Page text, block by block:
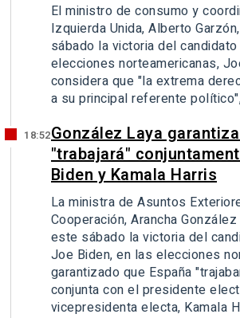
El ministro de consumo y
Izquierda Unida, Alberto
sábado la victoria del
elecciones norteamericanas,
considera que "la extrema
a su principal referente
18:52González Laya
"trabajará"
Biden y Kamala Harris
La ministra de Asuntos
Cooperación, Arancha
este sábado la victoria del
Joe Biden, en las elecciones
garantizado que España
conjunta con el presidente
vicepresidenta electa, Kamala